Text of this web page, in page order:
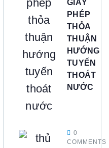
GIẤY
PHÉP
THỎA
THUẬN
HƯỚNG
TUYẾN
THOÁT
NƯỚC
0
COMMENTS